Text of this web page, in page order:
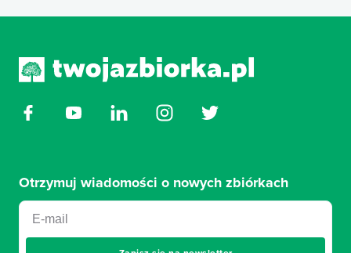
Otrzymuj wiadomości o nowych zbiórkach